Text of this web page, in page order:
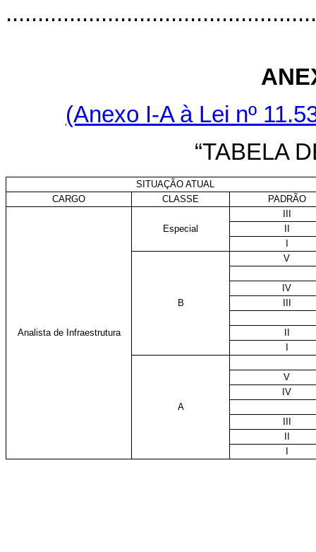
(Anexo I-A à Lei nº
“TABELA
SITUAÇÃO ATUAL
CARGO
CLASSE PADRÃO
Analista de Infraestrutura
Especial
B
V
IV
A
V
IV